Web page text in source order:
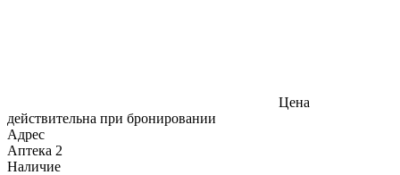
Цена
действительна при бронировании
Адрес
Аптека 2
Наличие